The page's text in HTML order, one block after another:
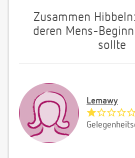
Zusammen
deren Mens-
sollte
Lemawy